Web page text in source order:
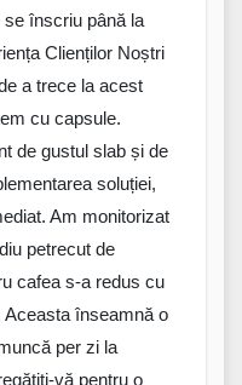
se înscriu până la
Clienților Noștri
a trece la acest
cu capsule.
de gustul slab și de
soluției,
Am monitorizat
petrecut de
cafea s-a redus cu
Aceasta înseamnă o
per zi la
vă pentru o